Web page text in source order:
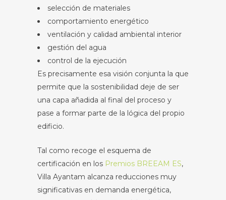
selección de materiales
comportamiento energético
ventilación y calidad ambiental interior
gestión del agua
control de la ejecución
Es precisamente esa visión conjunta la que
permite que la sostenibilidad deje de ser
una capa añadida al final del proceso y
pase a formar parte de la lógica del propio
edificio.
Tal como recoge el esquema de
certificación en los Premios BREEAM ES,
Villa Ayantam alcanza reducciones muy
significativas en demanda energética,